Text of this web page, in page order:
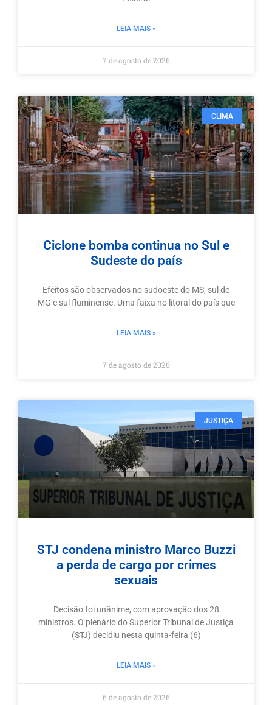
LEIA MAIS »
7 de agosto de 2026
CLIMA
Ciclone bomba continua no Sul e
Sudeste do país
Efeitos são observados no sudoeste do MS, sul de
MG e sul fluminense. Uma faixa no litoral do país que
LEIA MAIS »
7 de agosto de 2026
JUSTIÇA
STJ condena ministro Marco Buzzi
a perda de cargo por crimes
sexuais
Decisão foi unânime, com aprovação dos 28
ministros. O plenário do Superior Tribunal de Justiça
(STJ) decidiu nesta quinta-feira (6)
LEIA MAIS »
6 de agosto de 2026